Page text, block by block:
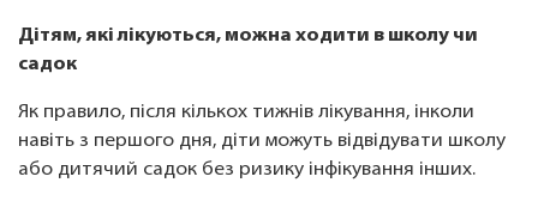
Дітям, які лікуються, можна ходити в школу чи
садок
Як правило, після кількох тижнів лікування, інколи
навіть з першого дня, діти можуть відвідувати школу
або дитячий садок без ризику інфікування інших.